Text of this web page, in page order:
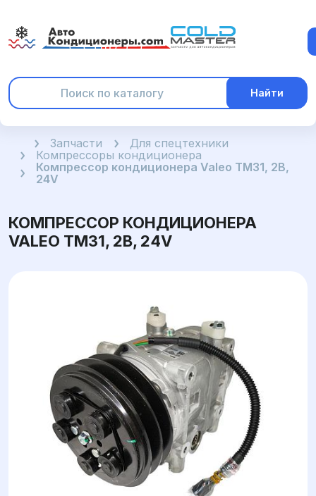
Найти
ГлавнаяЗапчасти
Для спецтехники
Компрессоры кондиционера
Компрессор кондиционера Valeo TM31, 2B,
24V
КОМПРЕССОР КОНДИЦИОНЕРА
VALEO TM31, 2B, 24V